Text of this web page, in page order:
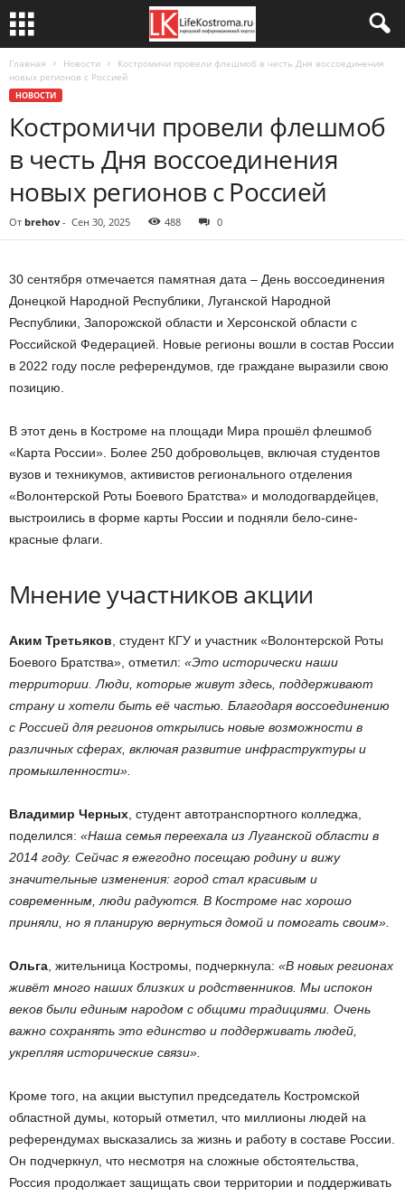
Главная Новости
Костромичи провели флешмоб в честь Дня воссоединения
новых регионов с Россией
НОВОСТИ
Костромичи провели флешмоб
в честь Дня воссоединения
новых регионов с Россией
От brehov - Сен 30, 2025 488 0
30 сентября отмечается памятная дата – День воссоединения
Донецкой Народной Республики, Луганской Народной
Республики, Запорожской области и Херсонской области с
Российской Федерацией. Новые регионы вошли в состав России
в 2022 году после референдумов, где граждане выразили свою
позицию.
В этот день в Костроме на площади Мира прошёл флешмоб
«Карта России». Более 250 добровольцев, включая студентов
вузов и техникумов, активистов регионального отделения
«Волонтерской Роты Боевого Братства» и молодогвардейцев,
выстроились в форме карты России и подняли бело-сине-
красные флаги.
Мнение участников акции
Аким Третьяков , студент КГУ и участник «Волонтерской Роты
Боевого Братства», отметил: «Это исторически наши
территории. Люди, которые живут здесь, поддерживают
страну и хотели быть её частью. Благодаря воссоединению
с Россией для регионов открылись новые возможности в
различных сферах, включая развитие инфраструктуры и
промышленности».
Владимир Черных , студент автотранспортного колледжа,
поделился: «Наша семья переехала из Луганской области в
2014 году. Сейчас я ежегодно посещаю родину и вижу
значительные изменения: город стал красивым и
современным, люди радуются. В Костроме нас хорошо
приняли, но я планирую вернуться домой и помогать своим».
Ольга , жительница Костромы, подчеркнула: «В новых регионах
живёт много наших близких и родственников. Мы испокон
веков были единым народом с общими традициями. Очень
важно сохранять это единство и поддерживать людей,
укрепляя исторические связи».
Кроме того, на акции выступил председатель Костромской
областной думы, который отметил, что миллионы людей на
референдумах высказались за жизнь и работу в составе России.
Он подчеркнул, что несмотря на сложные обстоятельства,
Россия продолжает защищать свои территории и поддерживать